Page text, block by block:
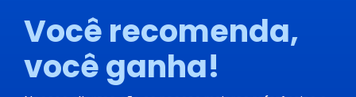
Ventas: (31) 2122-2300
Você recomenda,
você ganha!